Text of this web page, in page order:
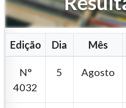
Edição Dia Mês
N°
4032
5 Agosto